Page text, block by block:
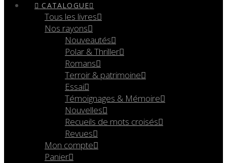
CATALOGUE
Tous les livres
Nos rayons
Nouveautés
Polar & Thriller
Romans
Terroir & patrimoine
Essai
Témoignages & Mémoire
Nouvelles
Recueils de mots croisés
Revues
Mon compte
Panier